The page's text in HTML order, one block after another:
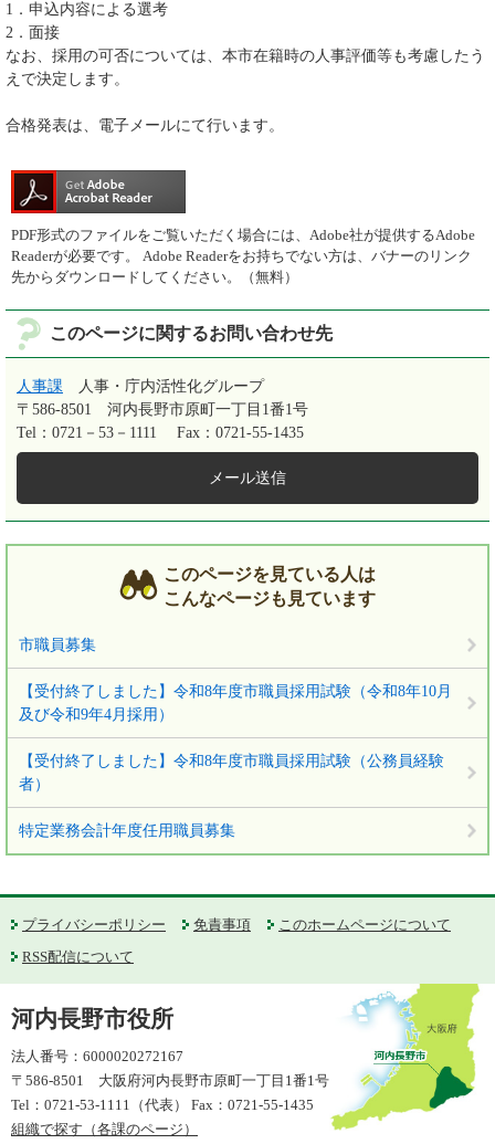
1．申込内容による選考
2．面接
なお、採用の可否については、本市在籍時の人事評価等も考慮したう
えで決定します。
合格発表は、電子メールにて行います。
PDF形式のファイルをご覧いただく場合には、Adobe社が提供するAdobe
Readerが必要です。
Adobe Readerをお持ちでない方は、バナーのリンク
先からダウンロードしてください。（無料）
このページに関するお問い合わせ先
人事課
人事・庁内活性化グループ
〒586-8501
河内長野市原町一丁目1番1号
Tel：0721－53－1111
Fax：0721-55-1435
メール送信
このページを見ている人は
こんなページも見ています
市職員募集
【受付終了しました】令和8年度市職員採用試験（令和8年10月
及び令和9年4月採用）
【受付終了しました】令和8年度市職員採用試験（公務員経験
者）
特定業務会計年度任用職員募集
プライバシーポリシー 免責事項
このホームページについて
RSS配信について
河内長野市役所
法人番号：6000020272167
〒586-8501 大阪府河内長野市原町一丁目1番1号
Tel：0721-53-1111（代表） Fax：0721-55-1435
組織で探す（各課のページ）